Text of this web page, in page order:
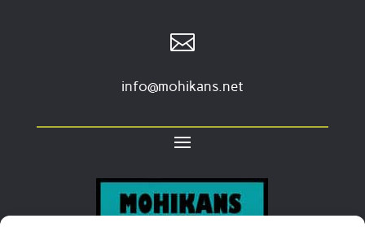

info@mohikans.net